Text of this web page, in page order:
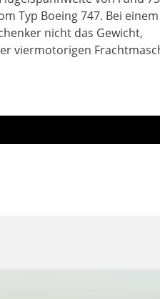
Typ Boeing 747. Bei einem
nicht das Gewicht,
viermotorigen